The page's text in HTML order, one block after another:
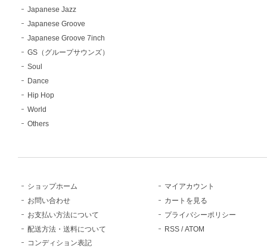
Japanese Jazz
Japanese Groove
Japanese Groove 7inch
GS（グループサウンズ）
Soul
Dance
Hip Hop
World
Others
ショップホーム
お問い合わせ
お支払い方法について
配送方法・送料について
コンディション表記
マイアカウント
カートを見る
プライバシーポリシー
RSS /ATOM